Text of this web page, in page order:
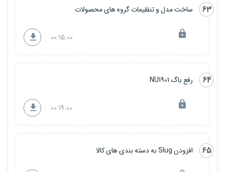
63 ساخت مدل و تنظیمات گروه های محصولات
00:15:00
64 رفع باگ NU1901
00:19:00
65 افزودن Slug به دسته بندی های کالا